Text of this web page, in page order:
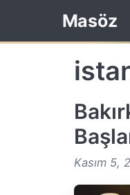
Masöz
Kasım 5,